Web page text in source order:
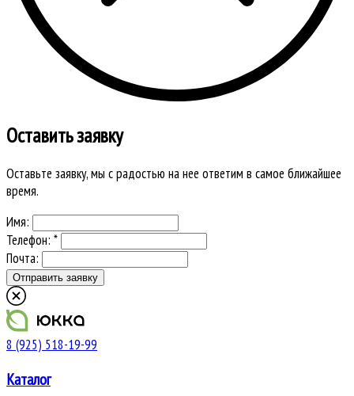
Оставить заявку
Оставьте заявку, мы с радостью на нее ответим в самое ближайшее
время.
Имя:
Телефон: *
Почта:
8 (925) 518-19-99
Каталог